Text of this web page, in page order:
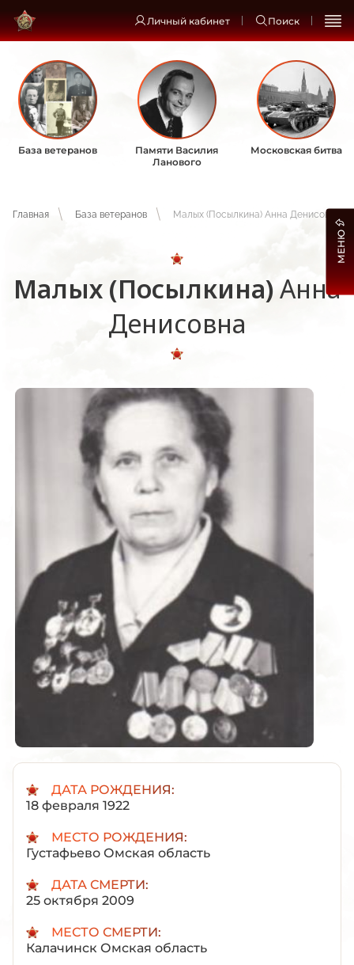
Личный кабинет Поиск
База ветеранов
Памяти Василия
Ланового
Московская битва
Главная База ветеранов Малых (Посылкина) Анна Денисовна
Малых (Посылкина)Анна
Денисовна
ДАТА РОЖДЕНИЯ:
18 февраля 1922
МЕСТО РОЖДЕНИЯ:
Густафьево Омская область
ДАТА СМЕРТИ:
25 октября 2009
МЕСТО СМЕРТИ:
Калачинск Омская область
МЕНЮ